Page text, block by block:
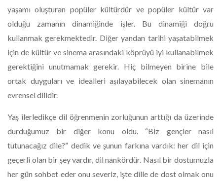
yaşamı oluşturan popüler kültürdür ve popüler kültür var
olduğu zamanın dinamiğinde işler. Bu dinamiği doğru
kullanmak gerekmektedir. Diğer yandan tarihi yaşatabilmek
için de kültür ve sinema arasındaki köprüyü iyi kullanabilmek
gerektiğini unutmamak gerekir. Hiç bilmeyen birine bile
ortak duyguları ve idealleri aşılayabilecek olan sinemanın
evrensel dilidir.
Yaş ilerledikçe dil öğrenmenin zorluğunun arttığı da üzerinde
durduğumuz bir diğer konu oldu. “Biz gençler nasıl
tutunacağız dile?” dedik ve şunun farkına vardık: her dil için
geçerli olan bir şey vardır, dil nankördür. Nasıl bir dostumuzla
her gün sohbet eder onu severiz, işte dille de dost olmak onu